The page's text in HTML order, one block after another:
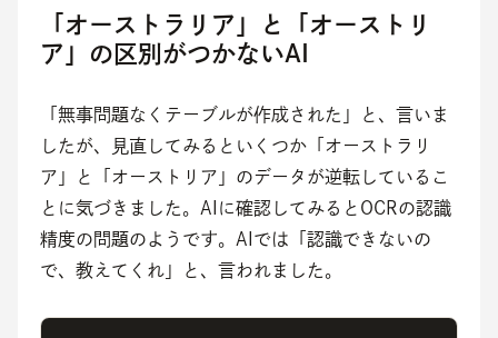
「オーストラリア」と「オーストリ
ア」の区別がつかないAI
「無事問題なくテーブルが作成された」と、言いま
したが、見直してみるといくつか「オーストラリ
ア」と「オーストリア」のデータが逆転しているこ
とに気づきました。AIに確認してみるとOCRの認識
精度の問題のようです。AIでは「認識できないの
で、教えてくれ」と、言われました。